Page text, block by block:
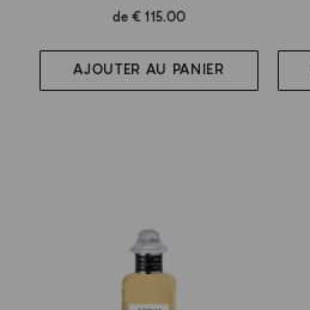
de€ 115.00
AJOUTER AU PANIER